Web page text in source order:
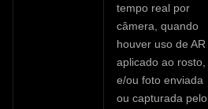
tempo real por
câmera, quando
houver uso de AR
aplicado ao rosto,
e/ou foto enviada
ou capturada pelo